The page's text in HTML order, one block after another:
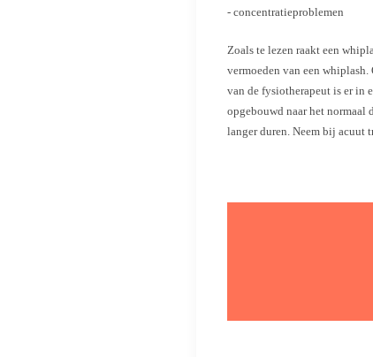
- concentratieproblemen
Zoals te lezen raakt een
vermoeden van een whiplash.
van de fysiotherapeut is er in
opgebouwd naar het normaal
langer duren. Neem bij acuut